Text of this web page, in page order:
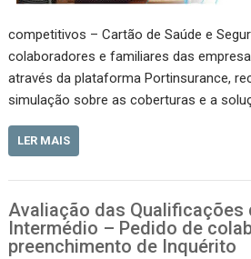
competitivos – Cartão de Saúde e
colaboradores e familiares das
através da plataforma Portinsurance,
simulação sobre as coberturas e a
LER MAIS
Avaliação das Qualificações
Intermédio – Pedido de
preenchimento de Inquérito